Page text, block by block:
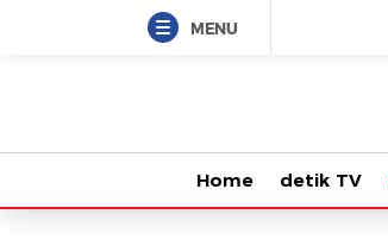
MENU
Home detik TV